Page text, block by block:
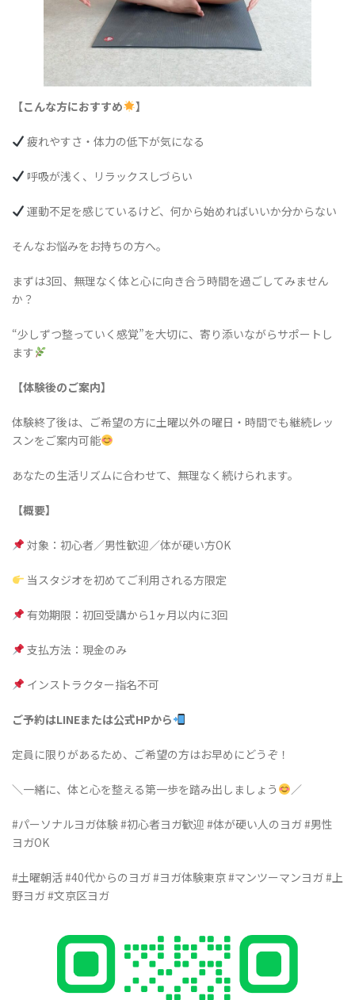
【こんな方におすすめ 】
疲れやすさ・体力の低下が気になる
呼吸が浅く、リラックスしづらい
運動不足を感じているけど、何から始めればいいか分からない
そんなお悩みをお持ちの方へ。
まずは3回、無理なく体と心に向き合う時間を過ごしてみません
か？
“少しずつ整っていく感覚”を大切に、寄り添いながらサポートし
ます
【体験後のご案内】
体験終了後は、ご希望の方に土曜以外の曜日・時間でも継続レッ
スンをご案内可能
あなたの生活リズムに合わせて、無理なく続けられます。
【概要】
対象：初心者／男性歓迎／体が硬い方OK
当スタジオを初めてご利用される方限定
有効期限：初回受講から1ヶ月以内に3回
支払方法：現金のみ
インストラクター指名不可
ご予約はLINEまたは公式HPから
定員に限りがあるため、ご希望の方はお早めにどうぞ！
＼一緒に、体と心を整える第一歩を踏み出しましょう ／
#パーソナルヨガ体験 #初心者ヨガ歓迎 #体が硬い人のヨガ #男性
ヨガOK
#土曜朝活 #40代からのヨガ #ヨガ体験東京 #マンツーマンヨガ #上
野ヨガ #文京区ヨガ